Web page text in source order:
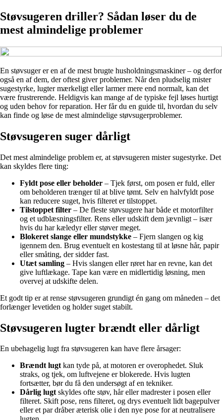
Støvsugeren driller? Sådan løser du de
mest almindelige problemer
En støvsuger er en af de mest brugte husholdningsmaskiner – og derfor
også en af dem, der oftest giver problemer. Når den pludselig mister
sugestyrke, lugter mærkeligt eller larmer mere end normalt, kan det
være frustrerende. Heldigvis kan mange af de typiske fejl løses hurtigt
og uden behov for reparation. Her får du en guide til, hvordan du selv
kan finde og løse de mest almindelige støvsugerproblemer.
Støvsugeren suger dårligt
Det mest almindelige problem er, at støvsugeren mister sugestyrke. Det
kan skyldes flere ting:
Fyldt pose eller beholder – Tjek først, om posen er fuld, eller
om beholderen trænger til at blive tømt. Selv en halvfyldt pose
kan reducere suget, hvis filteret er tilstoppet.
Tilstoppet filter – De fleste støvsugere har både et motorfilter
og et udblæsningsfilter. Rens eller udskift dem jævnligt – især
hvis du har kæledyr eller støver meget.
Blokeret slange eller mundstykke – Fjern slangen og kig
igennem den. Brug eventuelt en kostestang til at løsne hår, papir
eller småting, der sidder fast.
Utæt samling – Hvis slangen eller røret har en revne, kan det
give luftlækage. Tape kan være en midlertidig løsning, men
overvej at udskifte delen.
Et godt tip er at rense støvsugeren grundigt én gang om måneden – det
forlænger levetiden og holder suget stabilt.
Støvsugeren lugter brændt eller dårligt
En ubehagelig lugt fra støvsugeren kan have flere årsager:
Brændt lugtkan tyde på, at motoren er overophedet. Sluk
straks, og tjek, om luftvejene er blokerede. Hvis lugten
fortsætter, bør du få den undersøgt af en tekniker.
Dårlig lugtskyldes ofte støv, hår eller madrester i posen eller
filteret. Skift pose, rens filteret, og drys eventuelt lidt bagepulver
eller et par dråber æterisk olie i den nye pose for at neutralisere